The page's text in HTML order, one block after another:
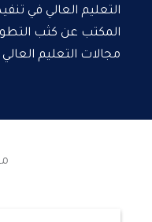
التعليم العالي في
المكتب عن كثب
مجالات التعليم